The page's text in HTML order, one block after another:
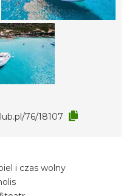
76/18107
i czas wolny